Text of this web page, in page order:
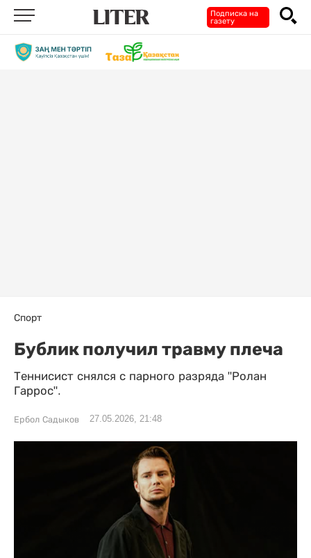
Подписка на
газету
Спорт
Бублик получил травму плеча
Теннисист снялся с парного разряда "Ролан
Гаррос".
Ербол Садыков 27.05.2026, 21:48